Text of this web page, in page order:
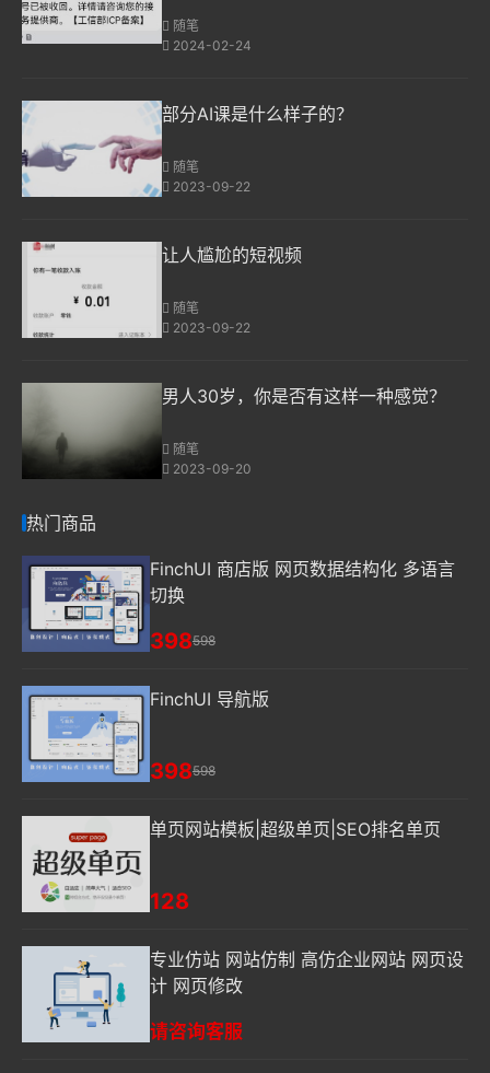
随笔
2024-02-24
部分AI课是什么样子的？
随笔
2023-09-22
让人尴尬的短视频
随笔
2023-09-22
男人30岁，你是否有这样一种感觉？
随笔
2023-09-20
热门商品
FinchUI 商店版 网页数据结构化 多语言
切换
398598
FinchUI 导航版
398598
单页网站模板|超级单页|SEO排名单页
128
专业仿站 网站仿制 高仿企业网站 网页设
计 网页修改
请咨询客服